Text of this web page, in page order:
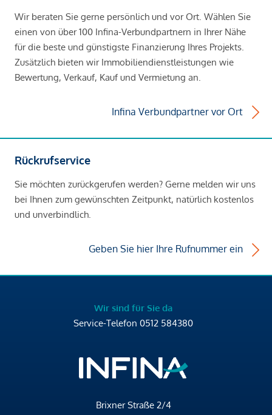
Wir beraten Sie gerne persönlich und vor Ort. Wählen Sie
einen von über 100 Infina-Verbundpartnern in Ihrer Nähe
für die beste und günstigste Finanzierung Ihres Projekts.
Zusätzlich bieten wir Immobiliendienstleistungen wie
Bewertung, Verkauf, Kauf und Vermietung an.
Infina Verbundpartner vor Ort
Rückrufservice
Sie möchten zurückgerufen werden? Gerne melden wir uns
bei Ihnen zum gewünschten Zeitpunkt, natürlich kostenlos
und unverbindlich.
Geben Sie hier Ihre Rufnummer ein
Wir sind für Sie da
Service-Telefon 0512 584380
Brixner Straße 2/4